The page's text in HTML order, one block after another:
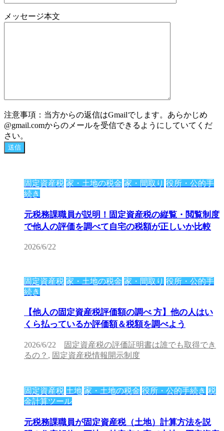
メッセージ本文
注意事項：当方からの返信はGmailでします。あらかじめ
@gmail.comからのメールを受信できるようにしていてくだ
さい。
固定資産税 家・土地の税金 家・間取り 役所・公的手
続き
元税務課職員が説明！固定資産税の縦覧・閲覧制度
で他人の評価を調べて自宅の税額が正しいか比較
2026/6/22
固定資産税 家・土地の税金 家・間取り 役所・公的手
続き
【他人の固定資産税評価額の調べ 方】他の人はい
くら払っているか評価額＆税額を調べよう
2026/6/22
固定資産税の評価証明書は誰でも取得でき
るの？ , 固定資産税情報開示制度
固定資産税 土地 家・土地の税金 役所・公的手続き 税
金計算ツール
元税務課職員が固定資産税（土地）計算方法を説